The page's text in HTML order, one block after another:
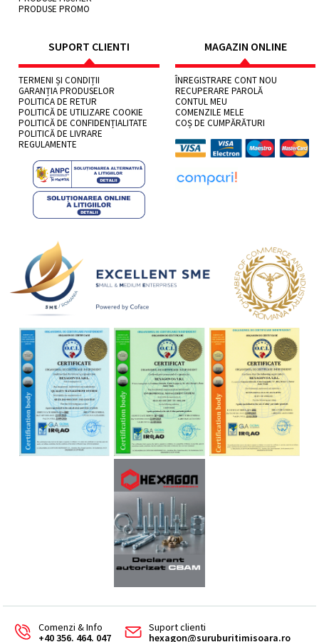
PRODUSE PROMO
SUPORT CLIENTI
TERMENI ȘI CONDIȚII
GARANȚIA PRODUSELOR
POLITICA DE RETUR
POLITICĂ DE UTILIZARE COOKIE
POLITICĂ DE CONFIDENȚIALITATE
POLITICĂ DE LIVRARE
REGULAMENTE
MAGAZIN ONLINE
ÎNREGISTRARE CONT NOU
RECUPERARE PAROLĂ
CONTUL MEU
COMENZILE MELE
COȘ DE CUMPĂRĂTURI
Comenzi & Info
+40 356. 464. 047
Suport clienti
hexagon@suruburitimisoara.ro